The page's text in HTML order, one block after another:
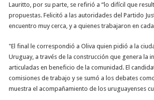
Lauritto, por su parte, se refirió a “lo difícil que
propuestas. Felicitó a las autoridades del Partido
encuentro muy cerca, y a quienes trabajaron en
"El final le correspondió a Oliva quien pidió a la
Uruguay, a través de la construcción que genera la
articuladas en beneficio de la comunidad. El
comisiones de trabajo y se sumó a los debates
muestra el acompañamiento de los uruguayenses